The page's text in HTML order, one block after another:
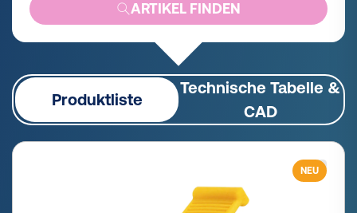
ARTIKEL FINDEN
Produktliste
Technische Tabelle &
CAD
NEU